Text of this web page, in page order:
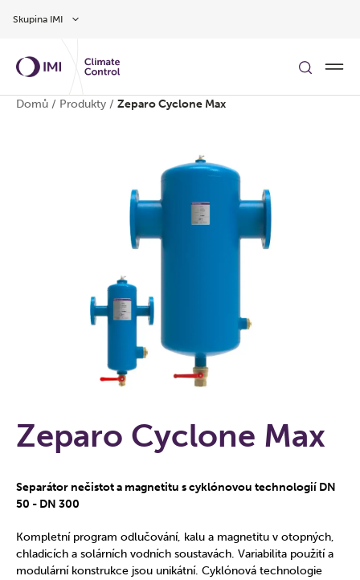
Skupina IMI
Domů / Produkty / Zeparo Cyclone Max
Zeparo Cyclone Max
Separátor nečistot a magnetitu s cyklónovou technologií DN
50 - DN 300
Kompletní program odlučování, kalu a magnetitu v otopných,
chladicích a solárních vodních soustavách. Variabilita použití a
modulární konstrukce jsou unikátní. Cyklónová technologie